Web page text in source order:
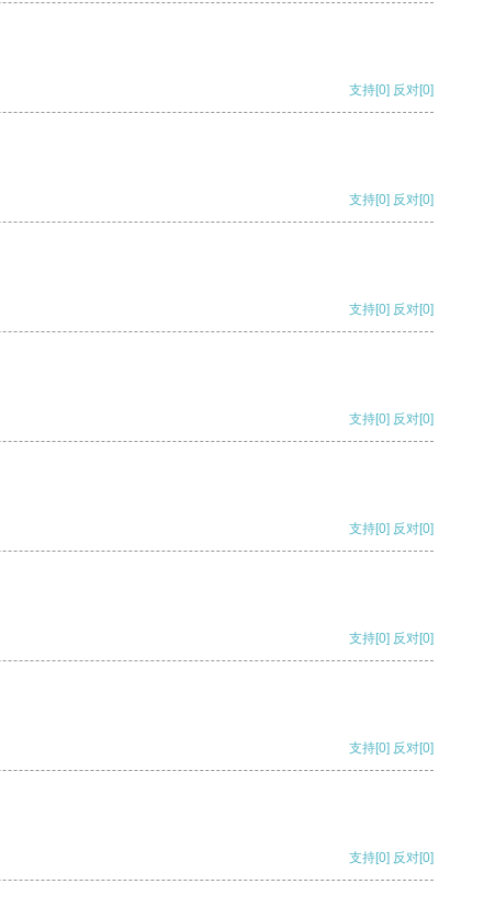
支持[0] 反对[0]
支持[0] 反对[0]
支持[0] 反对[0]
支持[0] 反对[0]
支持[0] 反对[0]
支持[0] 反对[0]
支持[0] 反对[0]
支持[0] 反对[0]